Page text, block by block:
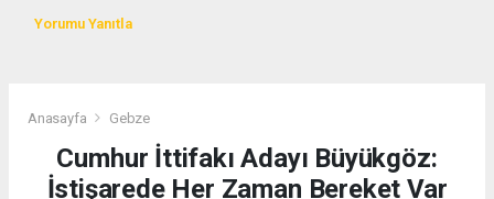
Yorumu Yanıtla
Anasayfa Gebze
Cumhur İttifakı Adayı Büyükgöz:
İstişarede Her Zaman Bereket Var